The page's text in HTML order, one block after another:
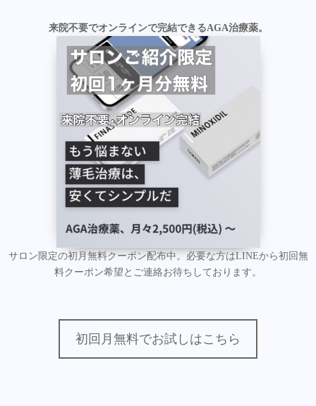
来院不要でオンラインで完結できるAGA治療薬。
サロン限定の初月無料クーポン配布中。必要な方はLINEから初回無
料クーポン希望とご連絡お待ちしております。
初回月無料でお試しはこちら